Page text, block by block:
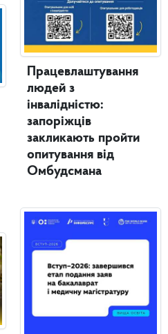
Працевлаштування
людей з
інвалідністю:
запоріжців
закликають пройти
опитування від
Омбудсмана